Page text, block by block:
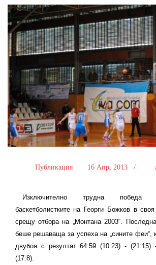
Публикация 16 Апр, 2013 /
Изключително трудна победа
баскетболистките на Георги Божков в
срещу отбора на „Монтана 2003“.
беше решаваща за успеха на „сините феи“,
двубоя с резултат 64:59(10:23) - (21 :15)
(17:8).